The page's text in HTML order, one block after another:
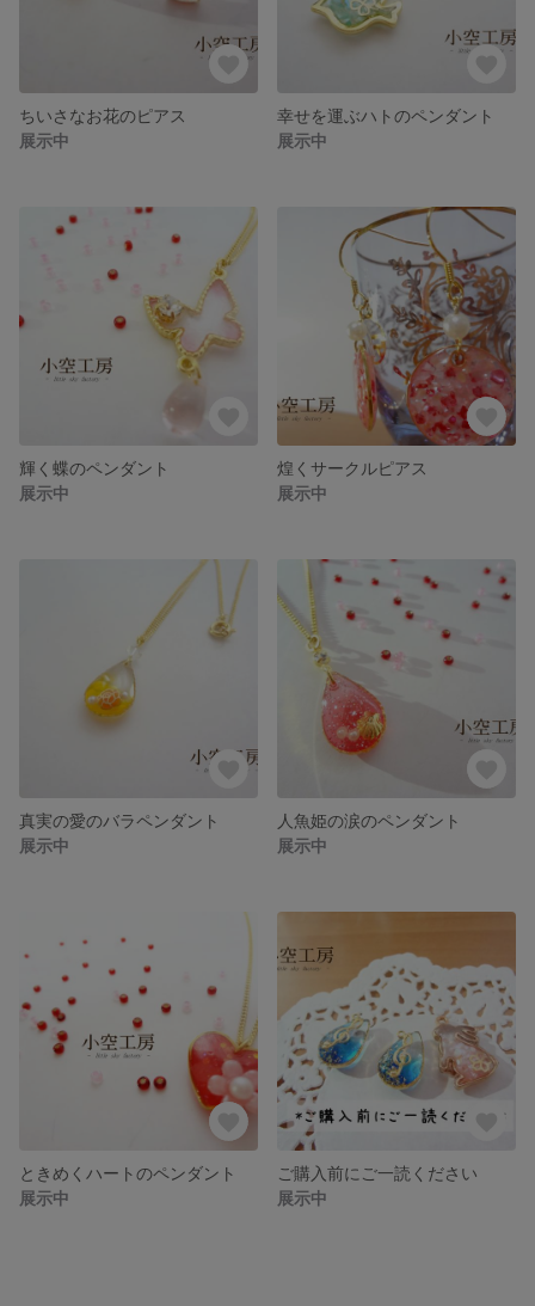
ちいさなお花のピアス
展示中
幸せを運ぶハトのペンダント
展示中
輝く蝶のペンダント
展示中
煌くサークルピアス
展示中
真実の愛のバラペンダント
展示中
人魚姫の涙のペンダント
展示中
ときめくハートのペンダント
展示中
ご購入前にご一読ください
展示中